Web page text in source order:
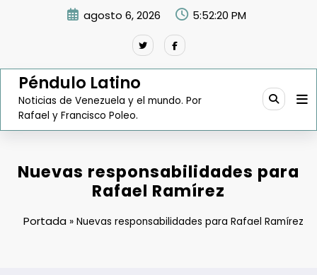
agosto 6, 2026 5:52:21 PM
Péndulo Latino
Noticias de Venezuela y el mundo. Por
Rafael y Francisco Poleo.
Nuevas responsabilidades para
Rafael Ramírez
Portada» Nuevas responsabilidades para Rafael Ramírez